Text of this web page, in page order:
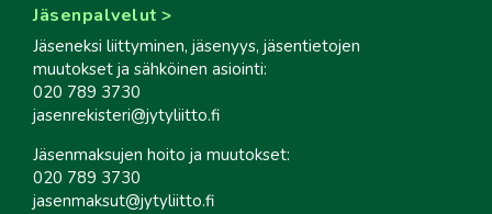
Jäsenpalvelut
Jäseneksi liittyminen, jäsenyys, jäsentietojen
muutokset ja sähköinen asiointi:
020 789 3730
jasenrekisteri@jytyliitto.fi
Jäsenmaksujen hoito ja muutokset:
020 789 3730
jasenmaksut@jytyliitto.fi